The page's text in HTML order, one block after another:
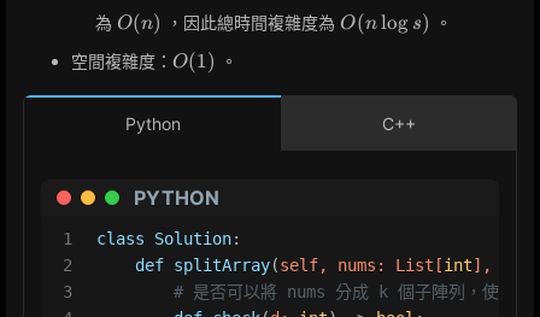
為 O(n)
O(n) ，因此總時間複雜度為O(n
\log
O(nlog s)
。
空間複雜度： O(1)
O(1) 。
Python C++
PYTHON
1
2
3
class Solution:
def splitArray(self, nums: List [int], k:
# 是否可以將 nums 分成 k 個子陣列，使得每